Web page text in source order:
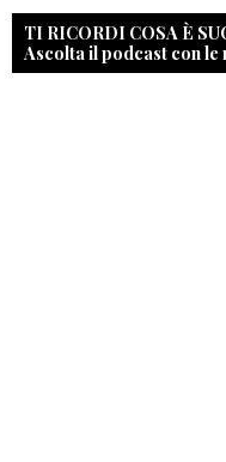
TI RICORDI COSA È
Ascolta il podcast con le